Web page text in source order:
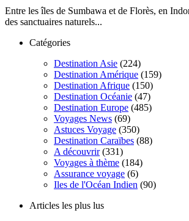
Entre les îles de Sumbawa et de Florès, en
des sanctuaires naturels...
Catégories
Destination Asie (224)
Destination Amérique (159)
Destination Afrique (150)
Destination Océanie (47)
Destination Europe (485)
Voyages News (69)
Astuces Voyage (350)
Destination Caraïbes (88)
A découvrir(331)
Voyages à thème (184)
Assurance voyage (6)
Iles de l'Océan Indien (90)
Articles les plus lus